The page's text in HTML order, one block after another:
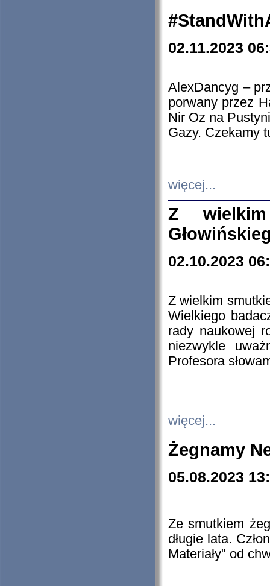
02.11.2023
AlexDancyg –
porwany przez
Nir Oz na
Gazy. Czekamy
więcej...
Z
02.10.2023
Z wielkim
Wielkiego
rady naukowej
niezwykle
Profesora
więcej...
Żegnamy
05.08.2023
Ze smutkiem
długie lata.
Materiały" od